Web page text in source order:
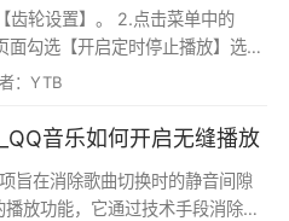
单曲&超会礼
。 2.点击菜单中的
：YTB
音乐如何开启无缝播放
旨在消除歌曲切换时的静音间隙
放功能，它通过技术手段消除前